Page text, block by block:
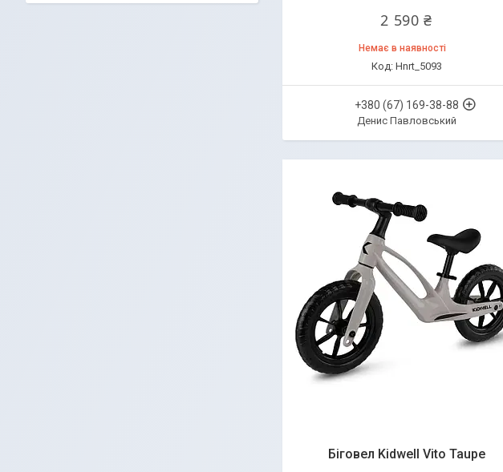
2 590 ₴
Немає в наявності
Hnrt_5093
+380 (67) 169-38-88
Денис Павловський
Біговел Kidwell Vito Taupe